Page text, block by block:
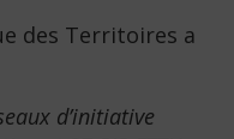
des Territoires a
d’initiative